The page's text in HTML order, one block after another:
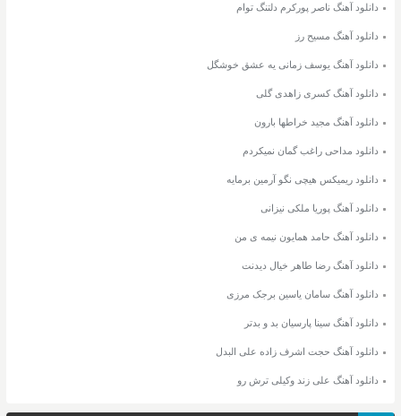
دانلود آهنگ ناصر پورکرم دلتنگ توام
دانلود آهنگ مسیح رز
دانلود آهنگ یوسف زمانی یه عشق خوشگل
دانلود آهنگ کسری زاهدی گلی
دانلود آهنگ مجید خراطها بارون
دانلود مداحی راغب گمان نمیکردم
دانلود ریمیکس هیچی نگو آرمین برمایه
دانلود آهنگ پوریا ملکی نیزانی
دانلود آهنگ حامد همایون نیمه ی من
دانلود آهنگ رضا طاهر خیال دیدنت
دانلود آهنگ سامان یاسین برجک مرزی
دانلود آهنگ سینا پارسیان بد و بدتر
دانلود آهنگ حجت اشرف زاده علی البدل
دانلود آهنگ علی زند وکیلی ترش رو